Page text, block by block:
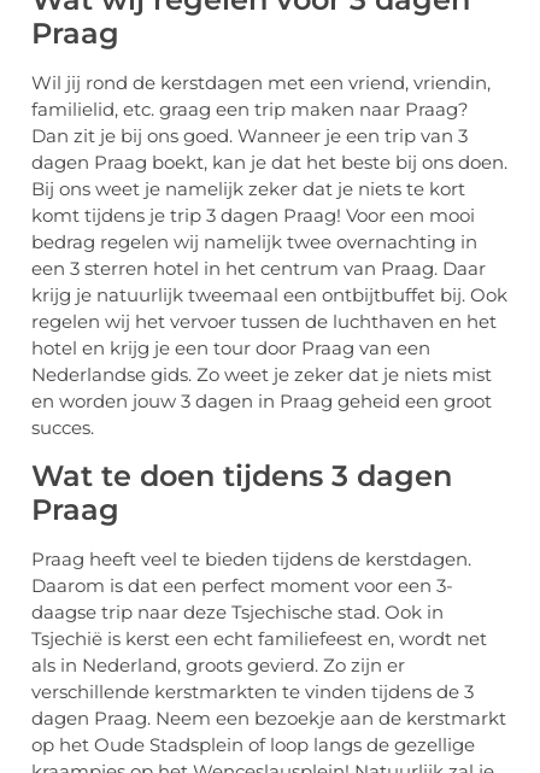
Praag
Wil jij rond de kerstdagen met een vriend, vriendin,
familielid, etc. graag een trip maken naar Praag?
Dan zit je bij ons goed. Wanneer je een trip van 3
dagen Praag boekt, kan je dat het beste bij ons doen.
Bij ons weet je namelijk zeker dat je niets te kort
komt tijdens je trip 3 dagen Praag! Voor een mooi
bedrag regelen wij namelijk twee overnachting in
een 3 sterren hotel in het centrum van Praag. Daar
krijg je natuurlijk tweemaal een ontbijtbuffet bij. Ook
regelen wij het vervoer tussen de luchthaven en het
hotel en krijg je een tour door Praag van een
Nederlandse gids. Zo weet je zeker dat je niets mist
en worden jouw 3 dagen in Praag geheid een groot
succes.
Wat te doen tijdens 3 dagen
Praag
Praag heeft veel te bieden tijdens de kerstdagen.
Daarom is dat een perfect moment voor een 3-
daagse trip naar deze Tsjechische stad. Ook in
Tsjechië is kerst een echt familiefeest en, wordt net
als in Nederland, groots gevierd. Zo zijn er
verschillende kerstmarkten te vinden tijdens de 3
dagen Praag. Neem een bezoekje aan de kerstmarkt
op het Oude Stadsplein of loop langs de gezellige